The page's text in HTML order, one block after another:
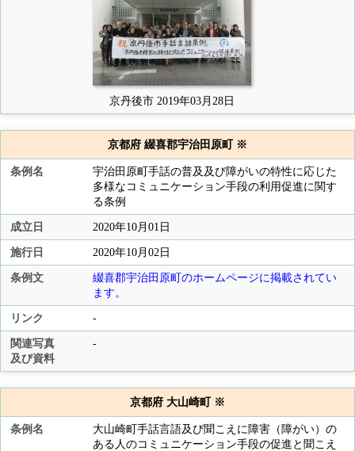
京丹後市 2019年03月28日
京都府 綴喜郡宇治田原町 ※
条例名
宇治田原町手話の普及及び障がいの特性に応じた
多様なコミュニケーション手段の利用促進に関す
る条例
成立日 2020年10月01日
施行日 2020年10月02日
条例文
綴喜郡宇治田原町のホームページに掲載されてい
ます。
リンク -
関連写真
及び資料
-
京都府 大山崎町 ※
条例名
大山崎町手話言語及び聞こえに障害（障がい）の
ある人のコミュニケーション手段の促進と聞こえ